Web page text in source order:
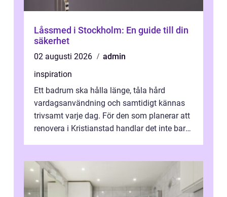
Låssmed i Stockholm: En guide till din
säkerhet
02 augusti 2026
admin
inspiration
Ett badrum ska hålla länge, tåla hård
vardagsanvändning och samtidigt kännas
trivsamt varje dag. För den som planerar att
renovera i Kristianstad handlar det inte bara